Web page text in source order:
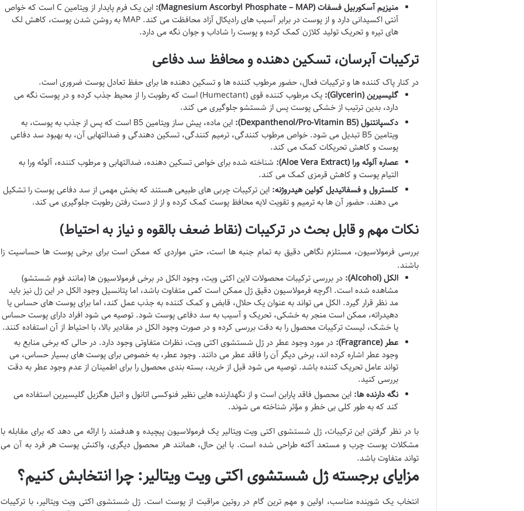
منیزیم آسکوربیل فسفات (Magnesium Ascorbyl Phosphate – MAP):
این یک فرم پایدار از ویتامین C است که خواص
آنتی اکسیدانی دارد و از پوست در برابر آسیب های رادیکال آزاد محافظت می کند. MAP به روشن شدن پوست، کاهش لک
های تیره و تحریک تولید کلاژن کمک کرده و پوست را شاداب و جوان نگه می دارد.
ترکیبات آبرسان، تسکین دهنده و محافظ سد دفاعی
در کنار پاک کننده ها و ترکیبات فعال، حضور مرطوب کننده ها و تسکین دهنده ها برای حفظ تعادل پوست ضروری است.
گلیسیرین (Glycerin):
یک مرطوب کننده قوی (Humectant) است که رطوبت را از محیط جذب کرده و در پوست نگه می
دارد، بدین ترتیب از خشکی پوست پس از شستشو جلوگیری می کند.
دکسپانتنول (Dexpanthenol/Pro-Vitamin B5):
این ماده، پیش ساز ویتامین B5 است که پس از جذب به پوست، به
ویتامین B5 تبدیل می شود. خواص مرطوب کنندگی، ترمیم کنندگی، تسکین دهندگی و ضدالتهابی آن، به بهبود سد دفاعی
پوست و کاهش تحریکات کمک می کند.
عصاره آلوئه ورا (Aloe Vera Extract):
شناخته شده برای خواص تسکین دهنده، ضدالتهابی و مرطوب کننده، آلوئه ورا به
التیام پوست و کاهش قرمزی کمک می کند.
کلسترول و فسفاتیدیل کولین هیدروژنه: این ترکیبات چربی های طبیعی هستند که بخش مهمی از سد دفاعی پوست را تشکیل
می دهند. حضور آن ها به ترمیم و تقویت لایه محافظ پوست کمک کرده و از از دست رفتن رطوبت جلوگیری می کند.
نکات مهم و قابل بحث در ترکیبات (نقاط ضعف بالقوه و نیاز به احتیاط)
بررسی فرمولاسیون، مستلزم نگاهی دقیق به تمام جنبه ها است، حتی مواردی که ممکن است برای برخی پوست ها حساسیت زا
باشند.
الکل (Alcohol):
در بررسی ترکیبات محصولات لاین اکتی ویت، وجود الکل در برخی فرمولاسیون ها (مانند فوم شستشو)
مشاهده شده است. اگرچه فرمولاسیون دقیق ژل ممکن است کمی متفاوت باشد، اما پتانسیل وجود الکل در این ژل نیز باید
مد نظر قرار گیرد. الکل می تواند به عنوان یک حلال، قابض و کمک کننده به جذب عمل کند، اما برای پوست های حساس یا
دهیدراته، ممکن است منجر به خشکی، تحریک و آسیب به سد دفاعی پوست شود. توصیه می شود افراد دارای پوست حساس
یا خشک، لیست ترکیبات محصول را به دقت بررسی کرده و در صورت وجود الکل در مقادیر بالا، با احتیاط از آن استفاده کنند.
عطر (Fragrance):
در مورد وجود عطر در ژل شستشوی اکتی ویت، نظرات متفاوتی وجود دارد. در حالی که برخی منابع به
وجود عطر اشاره کرده اند، برخی دیگر آن را فاقد عطر می دانند. وجود عطر، به خصوص برای پوست های بسیار حساس، می
تواند عامل تحریک کننده باشد. توصیه می شود قبل از خرید، بسته بندی محصول را برای اطمینان از عدم وجود عطر به دقت
بررسی کنید.
نگه دارنده ها: این محصول فاقد پارابن است و از نگهدارنده هایی نظیر فنوکسی اتانول و اتیل هگزیل گلیسیرین استفاده می
کند که به طور کلی بی خطر و مؤثر شناخته می شوند.
با در نظر گرفتن این ترکیبات، ژل شستشوی اکتی ویت ویتالیر یک فرمولاسیون پیچیده و هدفمند را ارائه می دهد که برای مقابله با
مشکلات پوست چرب و مستعد آکنه طراحی شده است. با این حال، همانند هر محصول دیگری، واکنش پوست هر فرد به آن می
تواند متفاوت باشد.
مزایای برجسته ژل شستشوی اکتی ویت ویتالیر: چرا انتخابش کنیم؟
انتخاب یک شوینده مناسب، اولین و مهم ترین گام در روتین مراقبت از پوست است. ژل شستشوی اکتی ویت ویتالیر، با ترکیبات